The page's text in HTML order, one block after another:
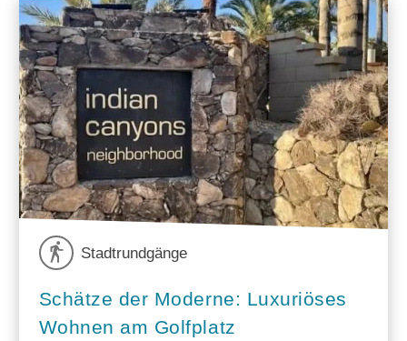
Stadtrundgänge
Schätze der Moderne: Luxuriöses
Wohnen am Golfplatz